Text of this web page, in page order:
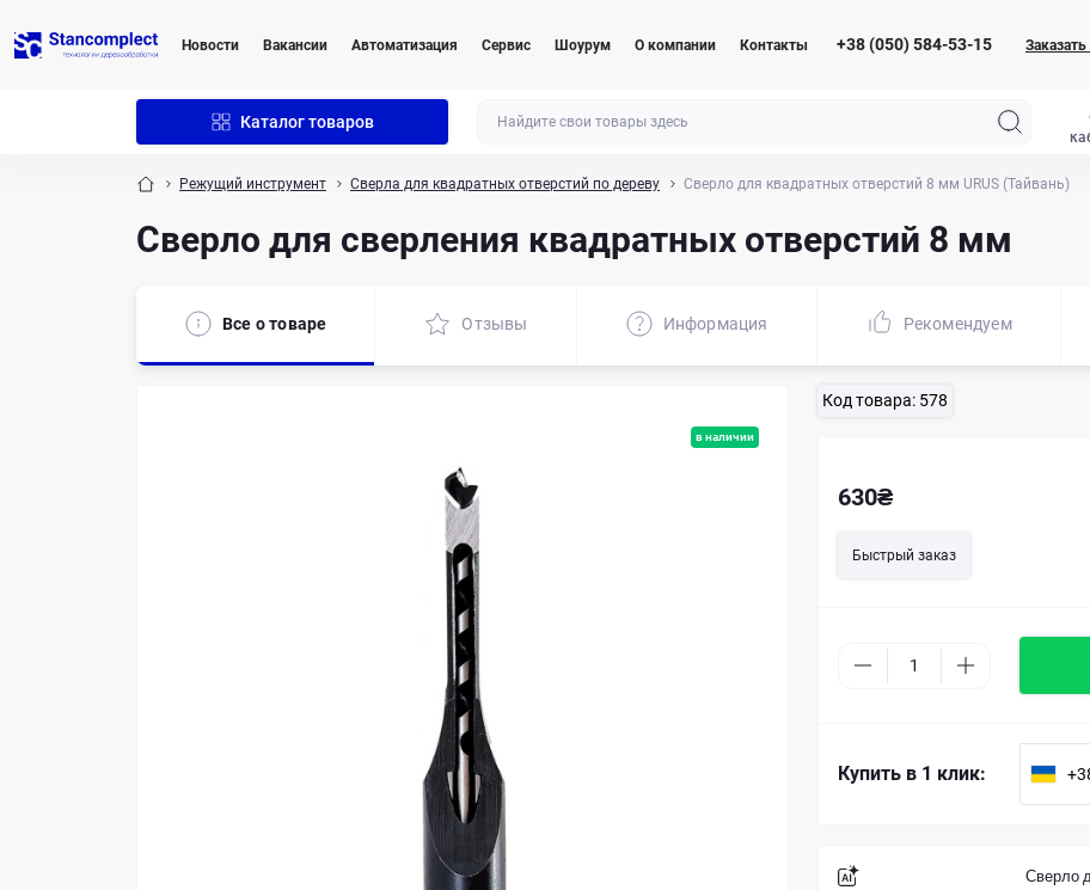
Новости Вакансии Автоматизация Сервис Шоурум О компании Контакты +38 (050) 584-53-15
Каталог товаров
Режущий инструмент Сверла для квадратных отверстий по дереву Сверло для квадратных отверстий 8 мм URUS (Тайвань)
Сверло для сверления квадратных отверстий 8 мм
Все о товаре Отзывы Информация Рекомендуем
в наличии
Код товара: 578
630₴
Быстрый заказ
Купить в 1 клик:
Сверло